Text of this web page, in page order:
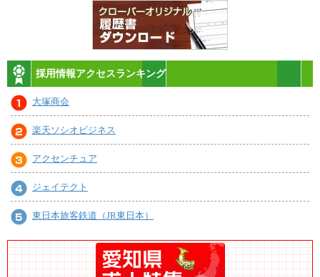
採用情報アクセスランキング
大塚商会
楽天ソシオビジネス
アクセンチュア
ジェイテクト
東日本旅客鉄道（JR東日本）